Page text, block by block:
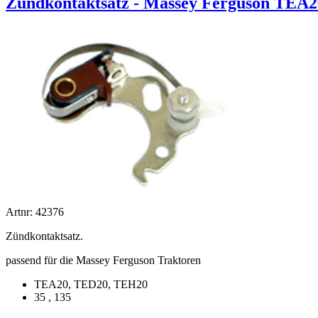
Artnr: 42376
Zündkontaktsatz.
passend für die Massey Ferguson Traktoren
TEA20, TED20, TEH20
35 , 135